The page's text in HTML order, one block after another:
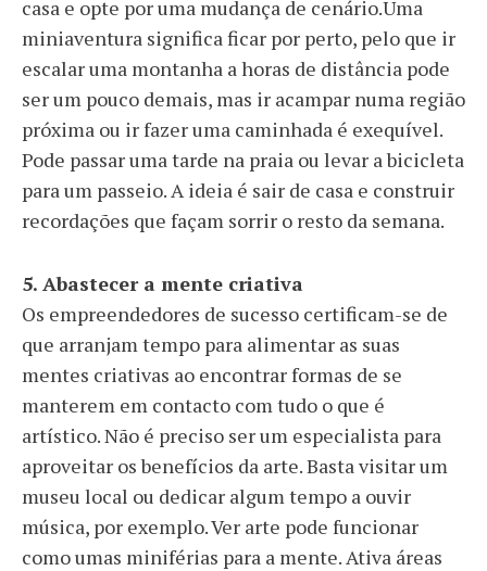
casa e opte por uma mudança de cenário.Uma
miniaventura significa ficar por perto, pelo que ir
escalar uma montanha a horas de distância pode
ser um pouco demais, mas ir acampar numa região
próxima ou ir fazer uma caminhada é exequível.
Pode passar uma tarde na praia ou levar a bicicleta
para um passeio. A ideia é sair de casa e construir
recordações que façam sorrir o resto da semana.
5. Abastecer a mente criativa
Os empreendedores de sucesso certificam-se de
que arranjam tempo para alimentar as suas
mentes criativas ao encontrar formas de se
manterem em contacto com tudo o que é
artístico. Não é preciso ser um especialista para
aproveitar os benefícios da arte. Basta visitar um
museu local ou dedicar algum tempo a ouvir
música, por exemplo. Ver arte pode funcionar
como umas miniférias para a mente. Ativa áreas